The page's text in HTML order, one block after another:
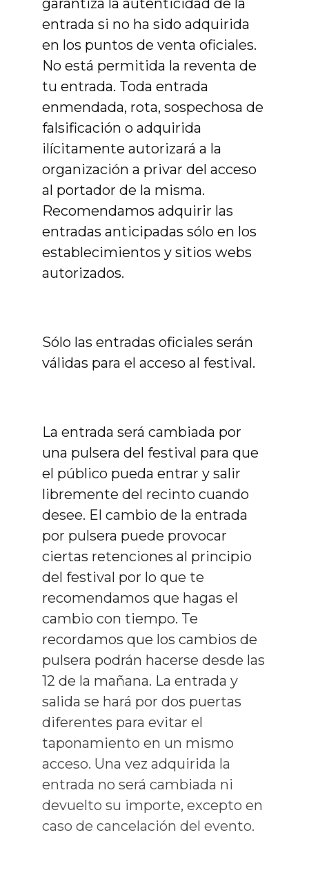
garantiza la autenticidad de la
entrada si no ha sido adquirida
en los puntos de venta oficiales.
No está permitida la reventa de
tu entrada. Toda entrada
enmendada, rota, sospechosa de
falsificación o adquirida
ilícitamente autorizará a la
organización a privar del acceso
al portador de la misma.
Recomendamos adquirir las
entradas anticipadas sólo en los
establecimientos y sitios webs
autorizados.
Sólo las entradas oficiales serán
válidas para el acceso al festival.
La entrada será cambiada por
una pulsera del festival para que
el público pueda entrar y salir
libremente del recinto cuando
desee. El cambio de la entrada
por pulsera puede provocar
ciertas retenciones al principio
del festival por lo que te
recomendamos que hagas el
cambio con tiempo. Te
recordamos que los cambios de
pulsera podrán hacerse desde las
12 de la mañana. La entrada y
salida se hará por dos puertas
diferentes para evitar el
taponamiento en un mismo
acceso. Una vez adquirida la
entrada no será cambiada ni
devuelto su importe, excepto en
caso de cancelación del evento.